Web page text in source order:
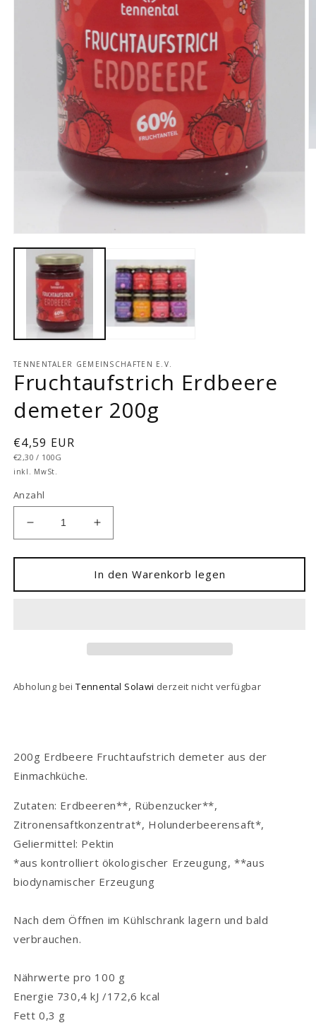
TENNENTALER GEMEINSCHAFTEN E.V.
Fruchtaufstrich Erdbeere
demeter 200g
Normaler
Preis
€4,59 EUR
GRUNDPREIS
€2,30 / PRO
100G
inkl. MwSt.
Anzahl
Verringere
die
Menge
Fruchtaufstrich
Erhöhe
die
Menge
für
Fruchtaufstrich
In den Warenkorb legen
Abholung beiTennental Solawi derzeit nicht verfügbar
200g Erdbeere Fruchtaufstrich demeter aus der
Einmachküche.
Zutaten: Erdbeeren**, Rübenzucker**,
Zitronensaftkonzentrat*, Holunderbeerensaft*,
Geliermittel: Pektin
*aus kontrolliert ökologischer Erzeugung, **aus
biodynamischer Erzeugung
Nach dem Öffnen im Kühlschrank lagern und bald
verbrauchen.
Nährwerte pro 100 g
Energie 730,4 kJ /172,6 kcal
Fett 0,3 g